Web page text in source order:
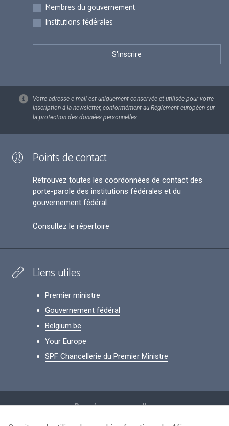
Membres du gouvernement
Institutions fédérales
Votre adresse e-mail est uniquement conservée et utilisée pour votre
inscription à la newsletter, conformément au Règlement européen sur
la protection des données personnelles.
Points de contact
Retrouvez toutes les coordonnées de contact des
porte-parole des institutions fédérales et du
gouvernement fédéral.
Consultez le répertoire
Liens utiles
Premier ministre
Gouvernement fédéral
Belgium.be
Your Europe
SPF Chancellerie du Premier Ministre
Données personnelles